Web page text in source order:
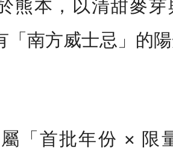
熊本，以清甜麥
南方威士忌」的陽
「首批年份 × 限